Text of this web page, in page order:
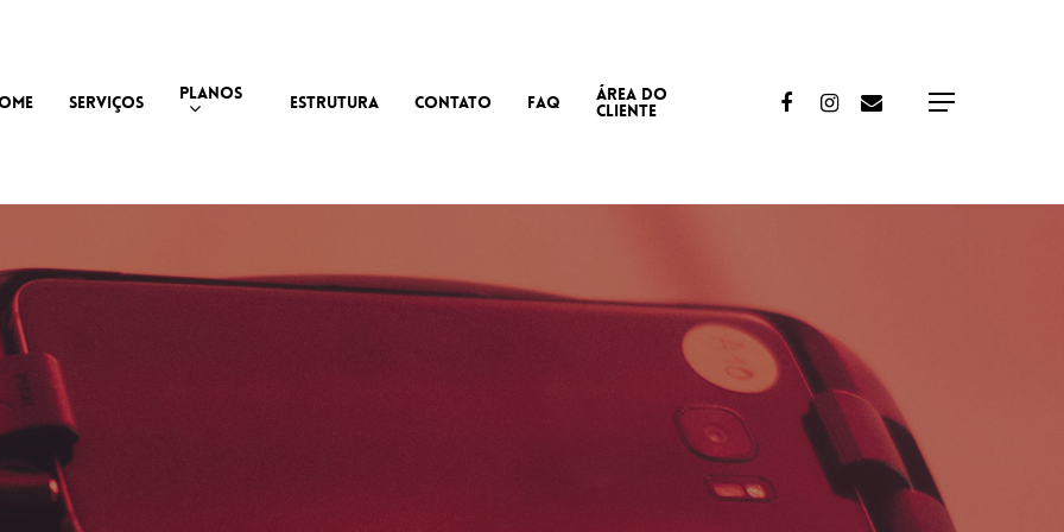
SERVIÇOS PLANOS ESTRUTURA CONTATO FAQ ÁREA DO
CLIENTE FacebookInstagram
Email Menu